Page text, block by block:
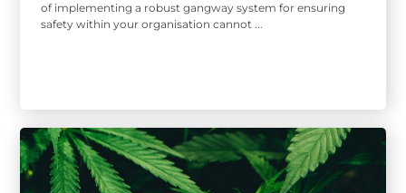
of implementing a robust gangway system for ensuring
safety within your organisation cannot ...